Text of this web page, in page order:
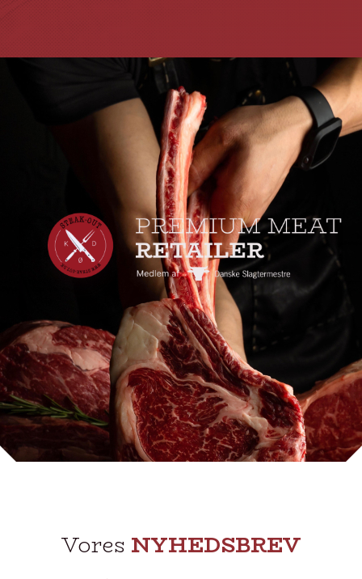
Vores NYHEDSBREV